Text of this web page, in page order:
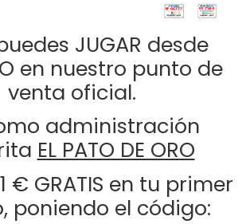
JUGAR desde
en nuestro punto de
venta oficial.
administración
EL PATO DE ORO
€ GRATIS en tu primer
poniendo el código: